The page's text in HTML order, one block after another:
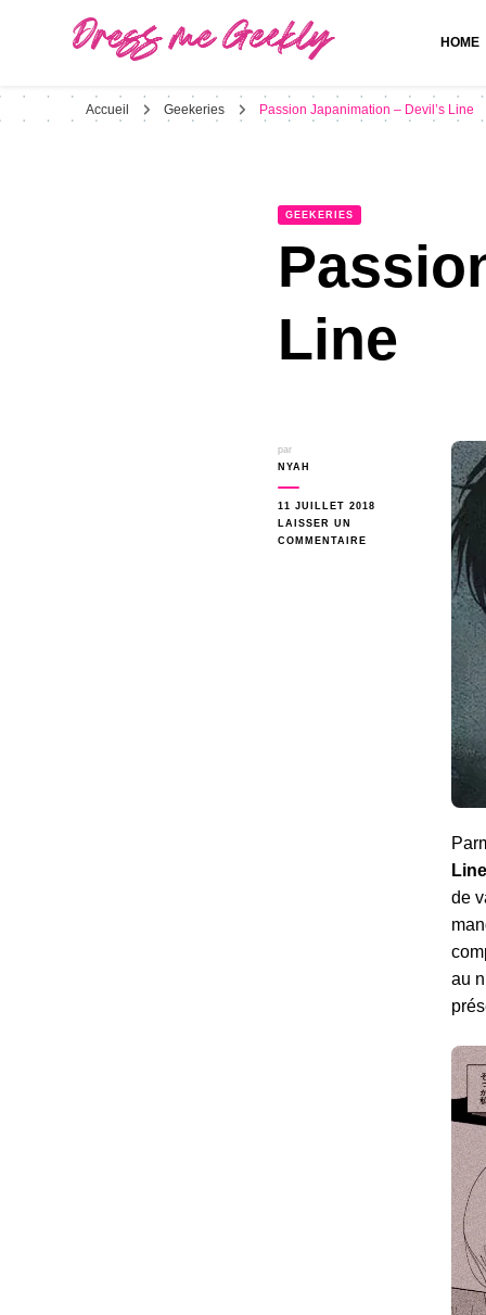
Dress Me Geekly
HOME
Accueil Geekeries Passion Japanimation – Devil’s Line
GEEKERIES
Line
par
NYAH
11 JUILLET 2018
LAISSER UN
COMMENTAIRE
JAPANIMATION
Line
de
au